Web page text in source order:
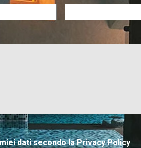
dati secondo la Privacy Policy